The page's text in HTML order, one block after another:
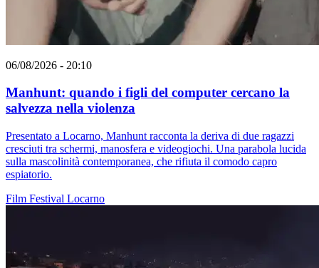
06/08/2026 - 20:10
Manhunt: quando i figli del computer cercano la
salvezza nella violenza
Presentato a Locarno, Manhunt racconta la deriva di due ragazzi
cresciuti tra schermi, manosfera e videogiochi. Una parabola lucida
sulla mascolinità contemporanea, che rifiuta il comodo capro
espiatorio.
Film Festival Locarno